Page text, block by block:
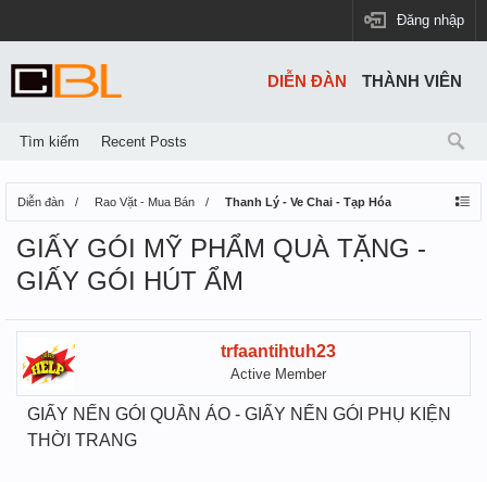
Đăng nhập
Diễn đàn Rao Vặt - Mua Bán Thanh Lý - Ve Chai - Tạp Hóa
GIẤY GÓI MỸ PHẨM QUÀ TẶNG -
GIẤY GÓI HÚT ẨM
trfaantihtuh23
Active Member
GIẤY NẾN GÓI QUẦN ÁO - GIẤY NẾN GÓI PHỤ KIỆN
THỜI TRANG
DIỄN ĐÀN
Tìm kiếm Recent Posts
THÀNH VIÊN